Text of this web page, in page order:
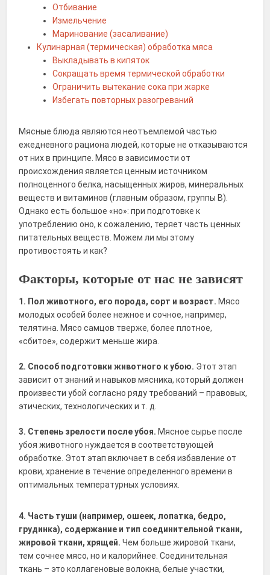
Отбивание
Измельчение
Маринование (засаливание)
Кулинарная (термическая) обработка мяса
Выкладывать в кипяток
Сокращать время термической обработки
Ограничить вытекание сока при жарке
Избегать повторных разогреваний
Мясные блюда являются неотъемлемой частью
ежедневного рациона людей, которые не отказываются
от них в принципе. Мясо в зависимости от
происхождения является ценным источником
полноценного белка, насыщенных жиров, минеральных
веществ и витаминов (главным образом, группы В).
Однако есть большое «но»: при подготовке к
употреблению оно, к сожалению, теряет часть ценных
питательных веществ. Можем ли мы этому
противостоять и как?
Факторы, которые от нас не зависят
1. Пол животного, его порода, сорт и возраст. Мясо
молодых особей более нежное и сочное, например,
телятина. Мясо самцов тверже, более плотное,
«сбитое», содержит меньше жира.
2. Способ подготовки животного к убою. Этот этап
зависит от знаний и навыков мясника, который должен
произвести убой согласно ряду требований – правовых,
этических, технологических и т. д.
3. Степень зрелости после убоя. Мясное сырье после
убоя животного нуждается в соответствующей
обработке. Этот этап включает в себя избавление от
крови, хранение в течение определенного времени в
оптимальных температурных условиях.
4. Часть туши (например, ошеек, лопатка, бедро,
грудинка), содержание и тип соединительной ткани,
жировой ткани, хрящей.Чем больше жировой ткани,
тем сочнее мясо, но и калорийнее. Соединительная
ткань – это коллагеновые волокна, белые участки,